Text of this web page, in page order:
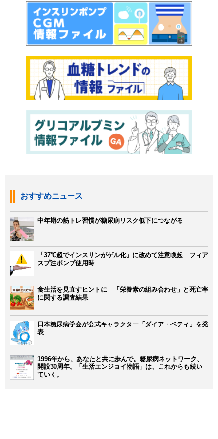
おすすめニュース
中年期の筋トレ習慣が糖尿病リスク低下につながる
「37℃超でインスリンがゲル化」に改めて注意喚起 フィア
スプ注ポンプ使用時
食生活を見直すヒントに 「栄養素の組み合わせ」と死亡率
に関する調査結果
日本糖尿病学会が公式キャラクター「ダイア・ベティ」を発
表
1996年から、あなたと共に歩んで。糖尿病ネットワーク、
開設30周年。「生活エンジョイ物語」は、これからも続い
ていく。